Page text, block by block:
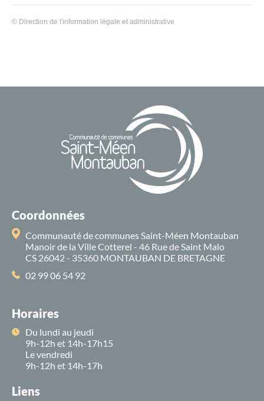
© Direction de l'information légale et administrative
Coordonnées
Communauté de communes Saint-Méen Montauban
Manoir de la Ville Cotterel - 46 Rue de Saint Malo
CS 26042 - 35360 MONTAUBAN DE BRETAGNE
02 99 06 54 92
Horaires
Du lundi au jeudi
9h-12h et 14h-17h15
Le vendredi
9h-12h et 14h-17h
Liens